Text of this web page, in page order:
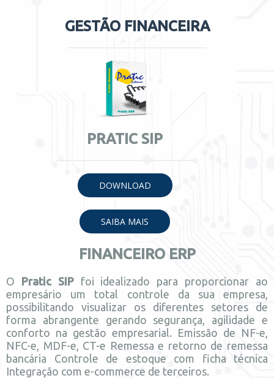
GESTÃO FINANCEIRA
PRATIC SIP
DOWNLOAD
SAIBA MAIS
FINANCEIRO ERP
O Pratic SIPfoi idealizado para proporcionar ao
empresário um total controle da sua empresa,
possibilitando visualizar os diferentes setores de
forma abrangente gerando segurança, agilidade e
conforto na gestão empresarial. Emissão de NF-e,
NFC-e, MDF-e, CT-e Remessa e retorno de remessa
bancária Controle de estoque com ficha técnica
Integração com e-commerce de terceiros.